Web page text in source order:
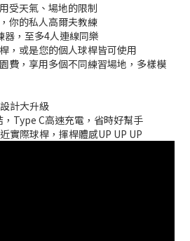
受天氣、場地的限制
你的私人高爾夫教練
器，至多4人連線同樂
，或是您的個人球桿皆可使用
費，享用多個不同練習場地，多樣模
計大升級
，Type C高速充電，省時好幫手
實際球桿，揮桿體感UP UP UP